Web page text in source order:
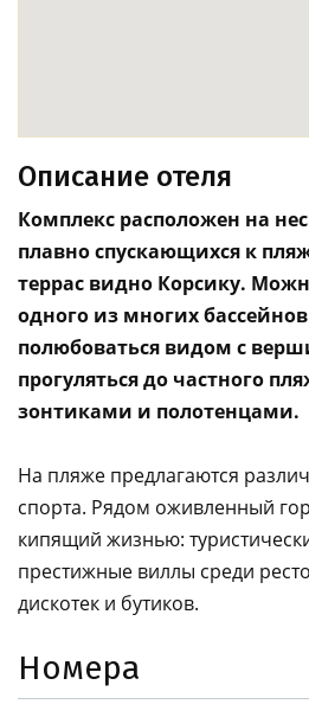
Описание отеля
Комплекс расположен на
плавно спускающихся к
террас видно Корсику.
одного из многих бассейнов
полюбоваться видом с
прогуляться до частного
зонтиками и полотенцами.
На пляже предлагаются
спорта. Рядом оживленный
кипящий жизнью:
престижные виллы среди
дискотек и бутиков.
Номера